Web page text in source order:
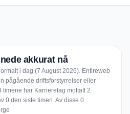
akkurat nå
i dag (7 August 2026). Entireweb
pågående driftsforstyrrelser eller
timene har Karrieretag mottatt 2
0 den siste timen. Av disse 0